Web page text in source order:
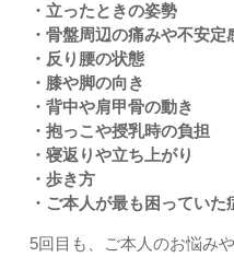
・立ったときの姿勢
・骨盤周辺の痛みや不安定
・反り腰の状態
・膝や脚の向き
・背中や肩甲骨の動き
・抱っこや授乳時の負担
・寝返りや立ち上がり
・歩き方
・ご本人が最も困っていた
5回目も、ご本人のお悩み